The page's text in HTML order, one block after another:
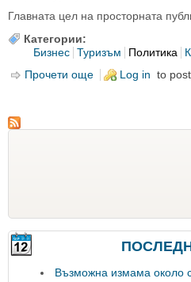
Главната цел на просторната
Категории:
Бизнес
Туризъм Политика
Прочети още about Ще стане
Log in to
Възможна измама около